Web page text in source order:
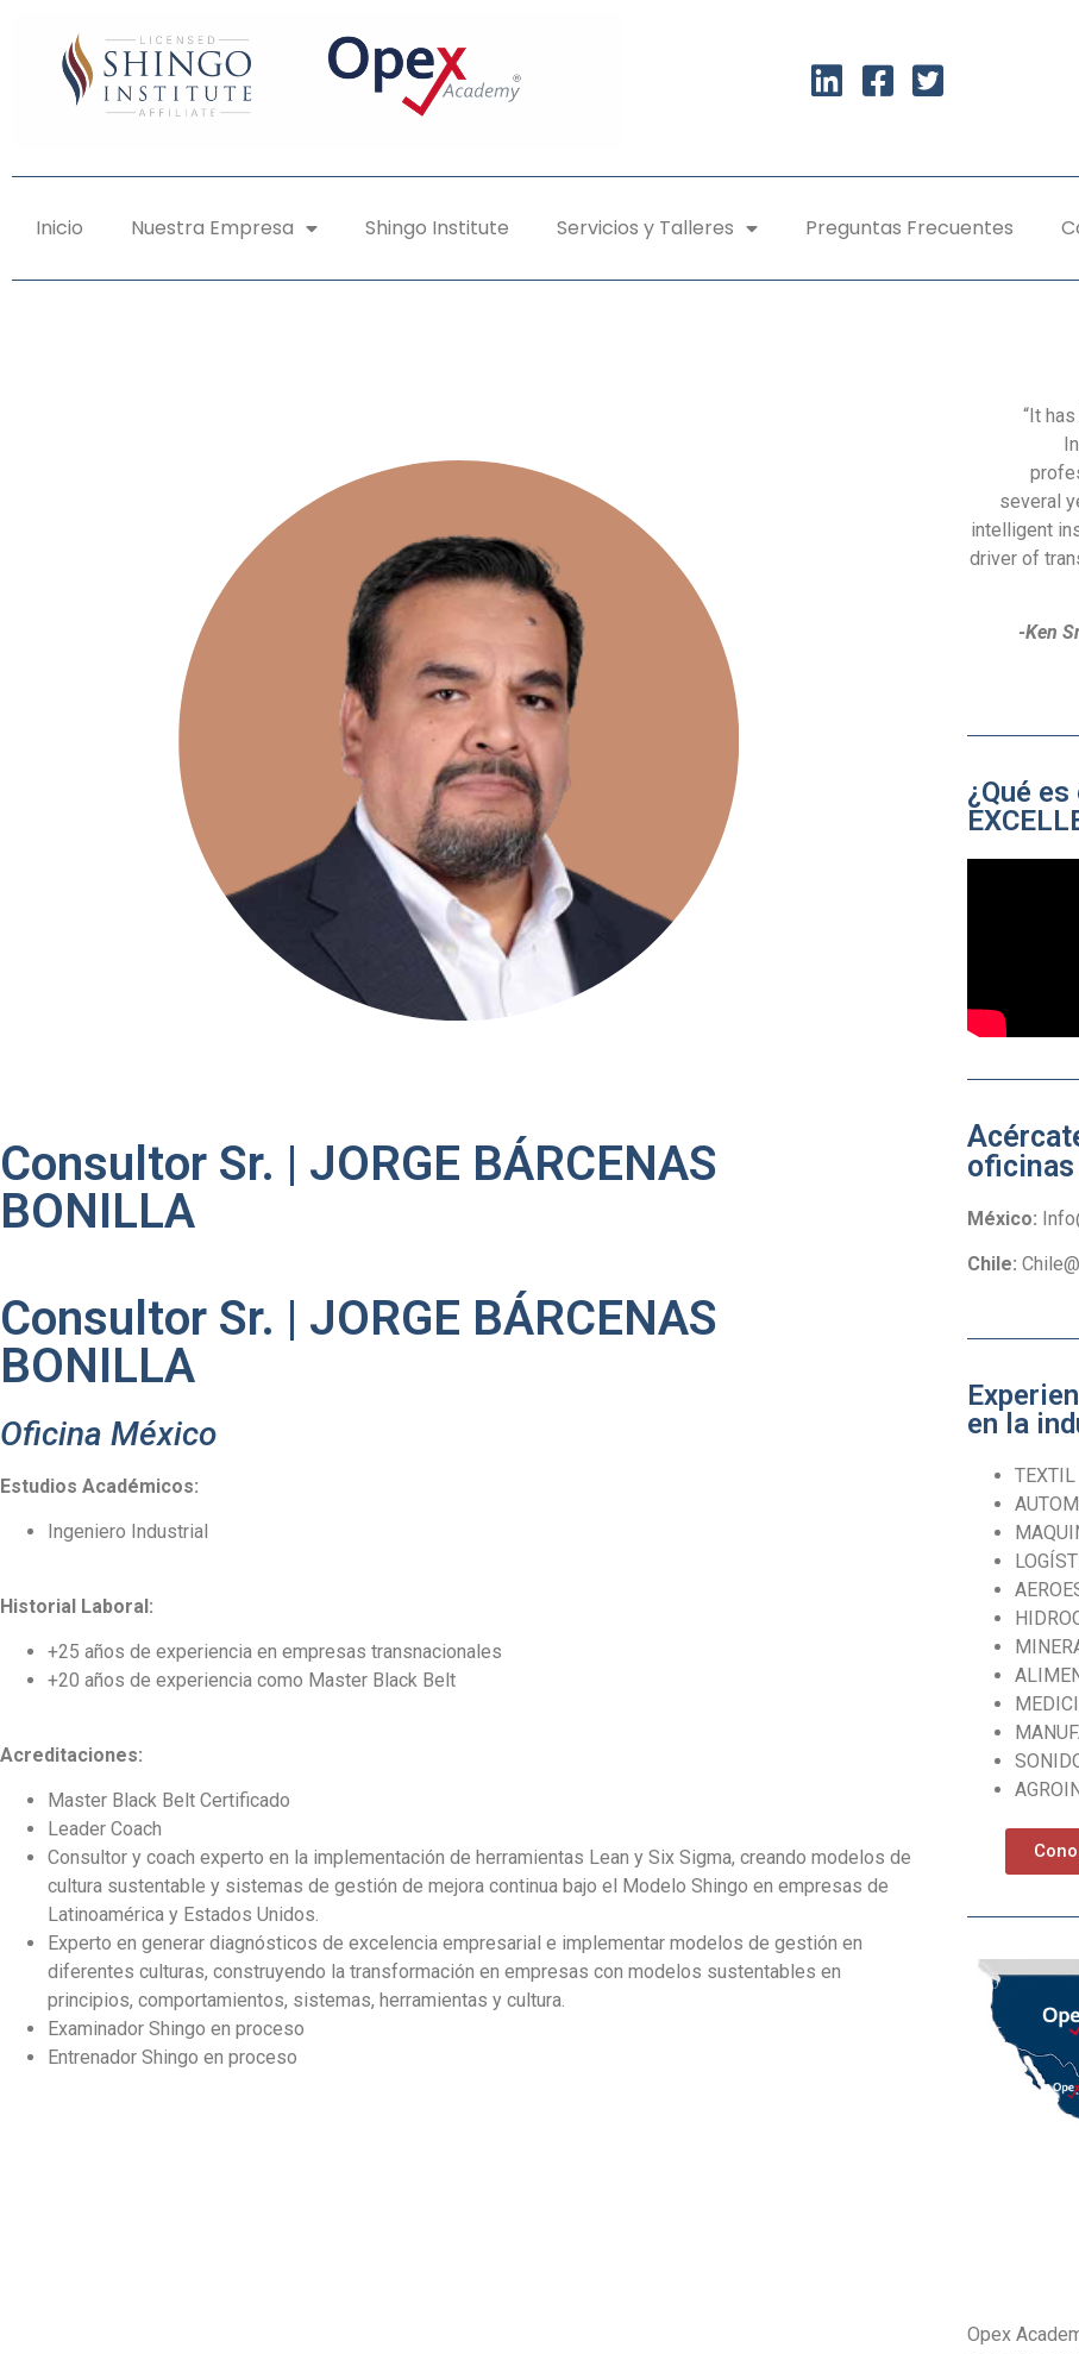
Inicio Nuestra Empresa Shingo Institute Servicios y Talleres Preguntas Frecuentes
Consultor Sr. | JORGE BÁRCENAS
BONILLA
Consultor Sr. | JORGE BÁRCENAS
BONILLA
Oficina México
Estudios Académicos:
Ingeniero Industrial
Historial Laboral:
+25 años de experiencia en empresas transnacionales
+20 años de experiencia como Master Black Belt
Acreditaciones:
Master Black Belt Certificado
Leader Coach
Consultor y coach experto en la implementación de herramientas Lean y Six Sigma, creando modelos de
cultura sustentable y sistemas de gestión de mejora continua bajo el Modelo Shingo en empresas de
Latinoamérica y Estados Unidos.
Experto en generar diagnósticos de excelencia empresarial e implementar modelos de gestión en
diferentes culturas, construyendo la transformación en empresas con modelos sustentables en
principios, comportamientos, sistemas, herramientas y cultura.
Examinador Shingo en proceso
Entrenador Shingo en proceso
“It
several
intelligent
driver of
-Ken
¿Qué es
oficinas
México:
Chile:
en la
TEXTIL
Opex